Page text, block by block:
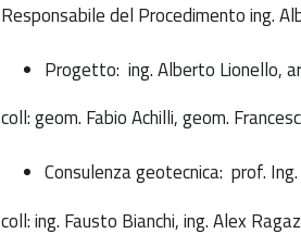
Responsabile del Procedimentoing.
Progetto: ing.Alberto Lionello,
coll: geom. Fabio Achilli,geom.
Consulenza geotecnica: prof.
coll: ing. Fausto Bianchi, ing.Alex